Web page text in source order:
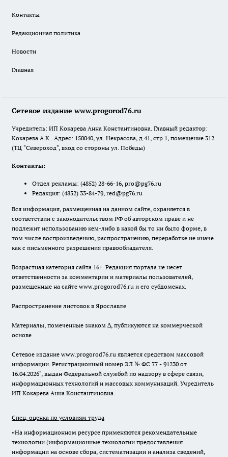
Контакты
Редакционная политика
Новости
Главная
Сетевое издание www.progorod76.ru
Учредитель: ИП Кокарева Анна Константиновна. Главный редактор:
Кокарева А.К.. Адрес: 150040, ул. Некрасова, д.41, стр.1, помещение 312
(ТЦ "Североход", вход со стороны ул. Победы)
Контакты:
Отдел рекламы: (4852) 28-66-16, pro@pg76.ru
Редакция: (4852) 33-84-79, red@pg76.ru
Вся информация, размещенная на данном сайте, охраняется в
соответствии с законодательством РФ об авторском праве и не
подлежит использованию кем-либо в какой бы то ни было форме, в
том числе воспроизведению, распространению, переработке не иначе
как с письменного разрешения правообладателя.
Возрастная категория сайта 16+. Редакция портала не несет
ответственности за комментарии и материалы пользователей,
размещенные на сайте www.progorod76.ru и его субдоменах.
Распространение листовок в Ярославле
Материалы, помеченные знаком ∆, публикуются на коммерческой
основе
Сетевое издание www.progorod76.ru является средством массовой
информации. Регистрационный номер ЭЛ № ФС 77 - 91230 от
16.04.2026", выдан Федеральной службой по надзору в сфере связи,
информационных технологий и массовых коммуникаций. Учредитель
ИП Кокарева Анна Константиновна.
Спец. оценка по условиям труда
«На информационном ресурсе применяются рекомендательные
технологии (информационные технологии предоставления
информации на основе сбора, систематизации и анализа сведений,